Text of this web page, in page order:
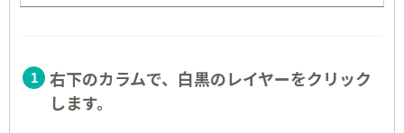
右下のカラムで、白黒のレイヤーをクリック
します。